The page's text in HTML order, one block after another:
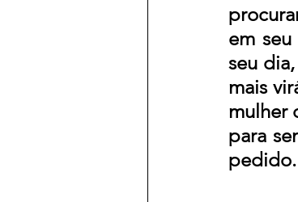
em
seu
mais
mulher
para
pedido.